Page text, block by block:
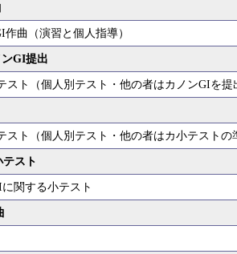
曲（演習と個人指導）
GI提出
スト（個人別テスト・他の者はカノンGIを
スト（個人別テスト・他の者はカ小テスト
スト
関する小テスト